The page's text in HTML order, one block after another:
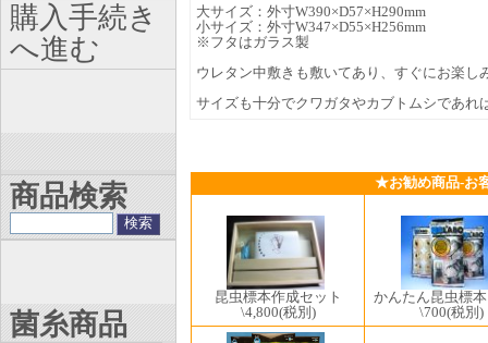
大サイズ：外寸W390×D57×H290mm
小サイズ：外寸W347×D55×H256mm
※フタはガラス製
ウレタン中敷きも敷いてあり、すぐにお楽し
サイズも十分でクワガタやカブトムシであれ
★お勧め商品-お
昆虫標本作成セット
\4,800(税別)
かんたん昆虫標
\700(税別)
購入手続き
へ進む
商品検索
菌糸商品